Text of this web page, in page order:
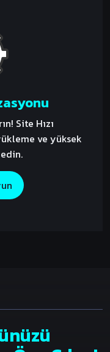
Site Hızı
ve yüksek